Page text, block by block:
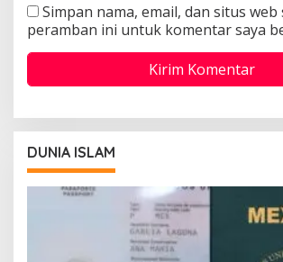
Simpan nama, email, dan situs web
peramban ini untuk komentar saya
DUNIA ISLAM